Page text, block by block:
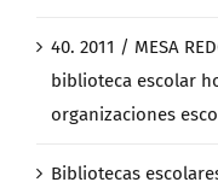
40. 2011 / MESA
biblioteca escolar
organizaciones
Bibliotecas